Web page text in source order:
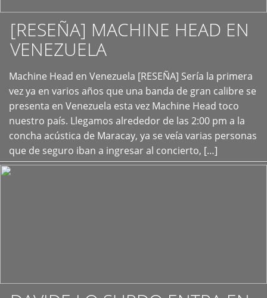
[RESEÑA] MACHINE HEAD EN
VENEZUELA
Machine Head en Venezuela [RESEÑA] Sería la primera
vez ya en varios años que una banda de gran calibre se
presenta en Venezuela esta vez Machine Head toco
nuestro país. Llegamos alrededor de las 2:00 pm a la
concha acústica de Maracay, ya se veía varias personas
que de seguro iban a ingresar al concierto, […]
+